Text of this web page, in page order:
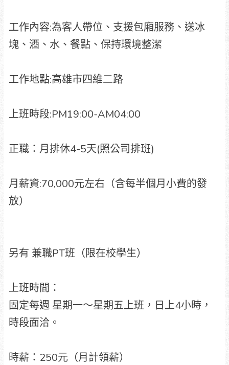
工作內容:為客人帶位、支援包廂服務、送冰
塊、酒、水、餐點、保持環境整潔
工作地點:高雄市四維二路
上班時段:PM19:00-AM04:00
正職：月排休4-5天(照公司排班)
月薪資:70,000元左右（含每半個月小費的發
放）
另有 兼職PT班（限在校學生）
上班時間：
固定每週 星期一～星期五上班，日上4小時，
時段面洽。
時薪：250元（月計領薪）